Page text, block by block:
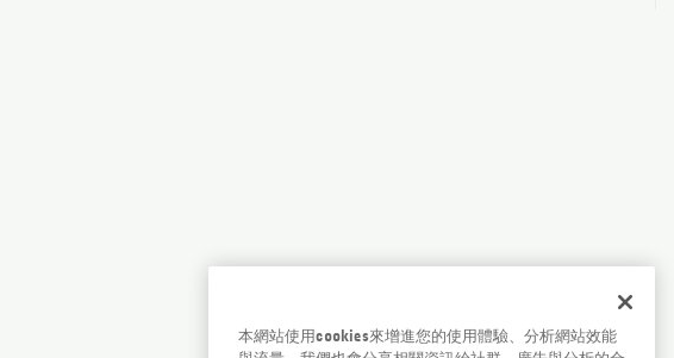
本網站使用cookies來增進您的使用體驗、分析網站效能